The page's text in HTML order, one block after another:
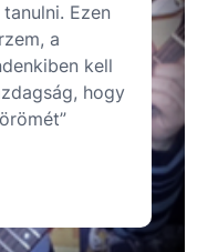
Ezen
a
kell
hogy